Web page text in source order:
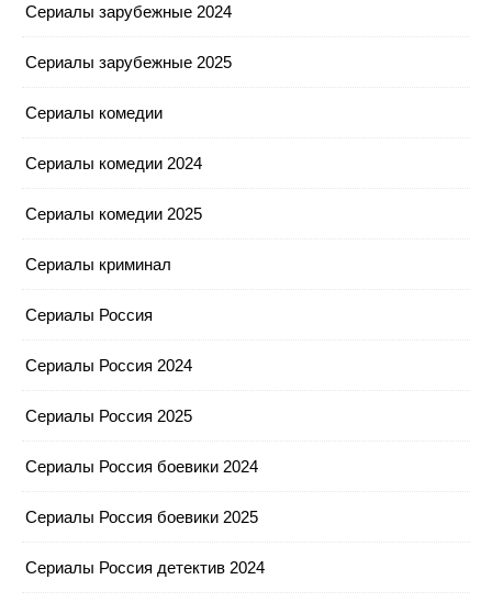
Сериалы зарубежные 2024
Сериалы зарубежные 2025
Сериалы комедии
Сериалы комедии 2024
Сериалы комедии 2025
Сериалы криминал
Сериалы Россия
Сериалы Россия 2024
Сериалы Россия 2025
Сериалы Россия боевики 2024
Сериалы Россия боевики 2025
Сериалы Россия детектив 2024